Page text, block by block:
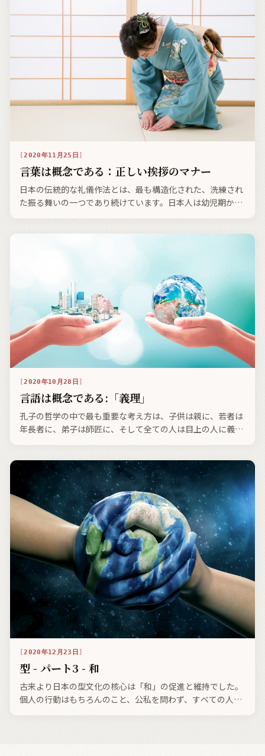
2020年11月25日
言葉は概念である：正しい挨拶のマナー
日本の伝統的な礼儀作法とは、最も構造化された、洗練され
た振る舞いの一つであり続けています。日本人は幼児期か
2020年10月28日
言語は概念である:「義理」
孔子の哲学の中で最も重要な考え方は、子供は親に、若者は
年長者に、弟子は師匠に、そして全ての人は目上の人に義務
果、人は生まれながらにして義務を負う事になるのです。
2020年12月23日
型 - パート3 - 和
古来より日本の型文化の核心は「和」の促進と維持でした。
個人の行動はもちろんのこと、公私を問わず、すべての人間